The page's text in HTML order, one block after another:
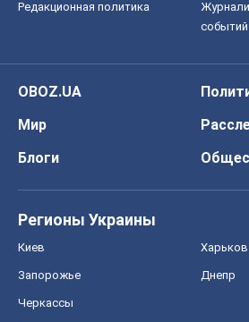
Редакционная политика
событий
OBOZ.UA
Мир
Блоги
Регионы Украины
Киев Харьков
Запорожье Днепр
Черкассы